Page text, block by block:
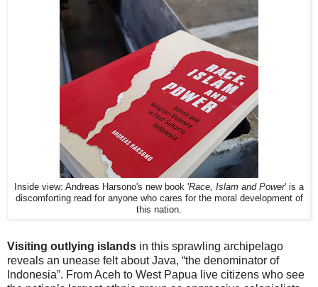
Inside view: Andreas Harsono's new book 'Race, Islam and Power' is a
discomforting read for anyone who cares for the moral development of
this nation.
Visiting outlying islands in this sprawling archipelago
reveals an unease felt about Java, “the denominator of
Indonesia”. From Aceh to West Papua live citizens who see